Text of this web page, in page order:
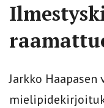
Jarkko Haapasen